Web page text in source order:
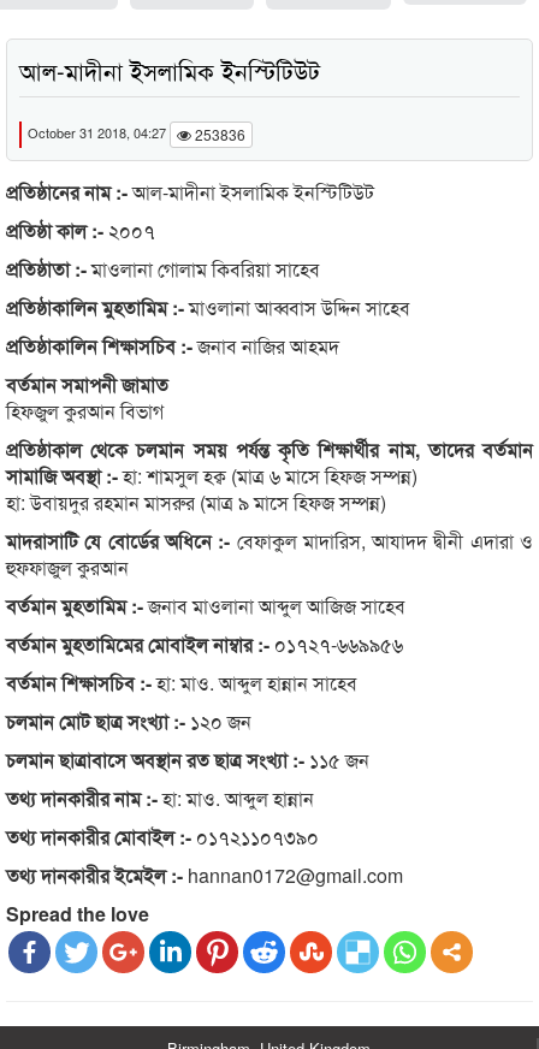
আল-মাদীনা ইসলামিক ইনস্টিটিউট
October 31 2018, 04:27 253836
প্রতিষ্ঠানের নাম :-আল-মাদীনা ইসলামিক ইনস্টিটিউট
প্রতিষ্ঠা কাল :- ২০০৭
প্রতিষ্ঠাতা :-মাওলানা গোলাম কিবরিয়া সাহেব
প্রতিষ্ঠাকালিন মুহতামিম :-মাওলানা আব্ববাস উদ্দিন সাহেব
প্রতিষ্ঠাকালিন শিক্ষাসচিব :-জনাব নাজির আহমদ
বর্তমান সমাপনী জামাত
হিফজুল কুরআন বিভাগ
প্রতিষ্ঠাকাল থেকে চলমান সময় পর্যন্ত কৃতি শিক্ষার্থীর নাম, তাদের বর্তমান
সামাজি অবস্থা :-হা: শামসুল হক্ব (মাত্র ৬ মাসে হিফজ সম্পন্ন)
হা: উবায়দুর রহমান মাসরুর (মাত্র ৯ মাসে হিফজ সম্পন্ন)
মাদরাসাটি যে বোর্ডের অধিনে :- বেফাকুল মাদারিস, আযাদদ দ্বীনী এদারা ও
হুফফাজুল কুরআন
বর্তমান মুহতামিম :-জনাব মাওলানা আব্দুল আজিজ সাহেব
বর্তমান মুহতামিমের মোবাইল নাম্বার :- ০১৭২৭-৬৬৯৯৫৬
বর্তমান শিক্ষাসচিব :-হা: মাও. আব্দুল হান্নান সাহেব
চলমান মোট ছাত্র সংখ্যা :- ১২০ জন
চলমান ছাত্রাবাসে অবস্থান রত ছাত্র সংখ্যা :- ১১৫ জন
তথ্য দানকারীর নাম :-হা: মাও. আব্দুল হান্নান
তথ্য দানকারীর মোবাইল :- ০১৭২১১০৭৩৯০
তথ্য দানকারীর ইমেইল :- hannan0172@gmail.com
Spread the love